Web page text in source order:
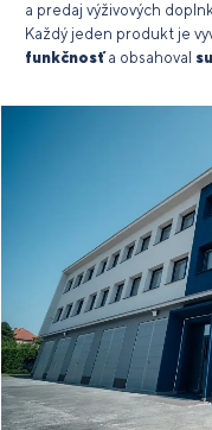
a predaj výživových
Každý jeden produkt je
funkčnosťa obsahoval